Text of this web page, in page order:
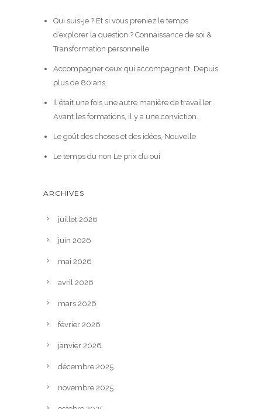
Qui suis-je ? Et si vous preniez le temps
d’explorer la question ? Connaissance de soi &
Transformation personnelle
Accompagner ceux qui accompagnent. Depuis
plus de 80 ans.
Il était une fois une autre manière de travailler.
Avant les formations, il y a une conviction.
Le goût des choses et des idées, Nouvelle
Le temps du non Le prix du oui
ARCHIVES
juillet 2026
juin 2026
mai 2026
avril 2026
mars 2026
février 2026
janvier 2026
décembre 2025
novembre 2025